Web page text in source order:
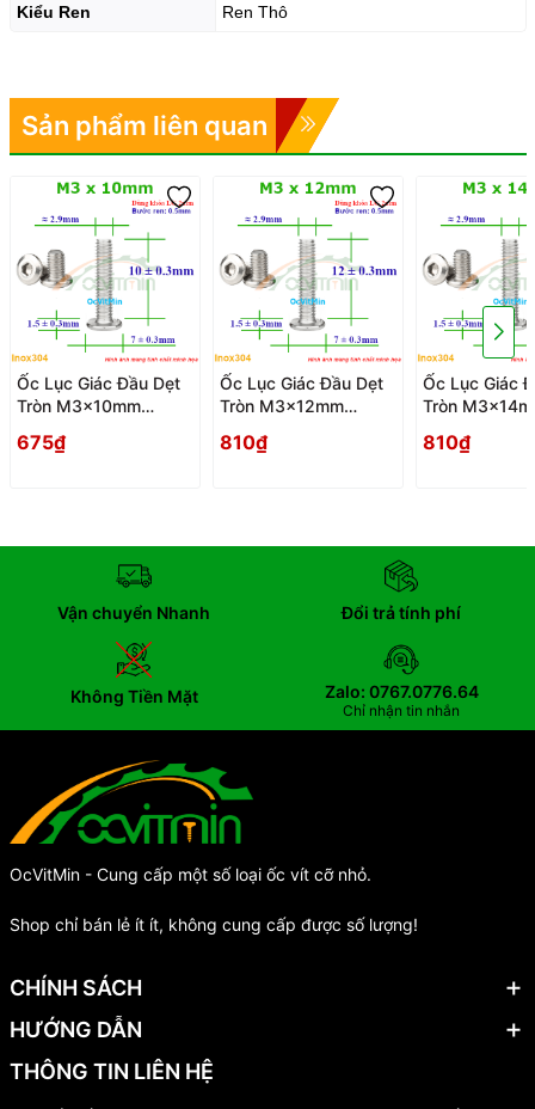
Kiểu Ren Ren Thô
Sản phẩm liên quan
Ốc Lục Giác Đầu Dẹt
Tròn M3x10mm
Giac Dau Det Tron
675₫
Ốc Lục Giác Đầu Dẹt
Tròn M3x12mm
Giac Dau Det Tron
810₫
Ốc Lục Giác
Tròn
Giac Dau Det
810₫
Vận chuyển Nhanh Đổi trả tính phí
Không Tiền Mặt Zalo: 0767.0776.64
Chỉ nhận tin nhắn
OcVitMin - Cung cấp một số loại ốc vít cỡ nhỏ.
Shop chỉ bán lẻ ít ít, không cung cấp được số lượng!
CHÍNH SÁCH
HƯỚNG DẪN
THÔNG TIN LIÊN HỆ